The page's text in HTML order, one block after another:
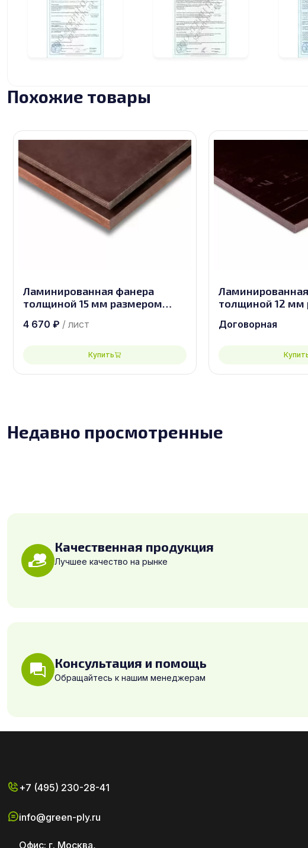
Похожие товары
Ламинированная фанера
толщиной 15 мм размером
4 670 ₽ / лист
Купить
толщиной 12 мм
Договорная
Недавно просмотренные
Качественная продукция
Лучшее качество на рынке
Консультация и помощь
Обращайтесь к нашим менеджерам
+7 (495) 230-28-41
info@green-ply.ru
Офис: г. Москва,